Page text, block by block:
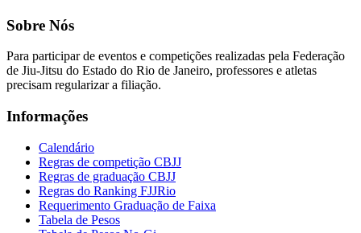
Sobre Nós
Para participar de eventos e competições realizadas pela Federação
de Jiu-Jitsu do Estado do Rio de Janeiro, professores e atletas
precisam regularizar a filiação.
Informações
Calendário
Regras de competição CBJJ
Regras de graduação CBJJ
Regras do Ranking FJJRio
Requerimento Graduação de Faixa
Tabela de Pesos